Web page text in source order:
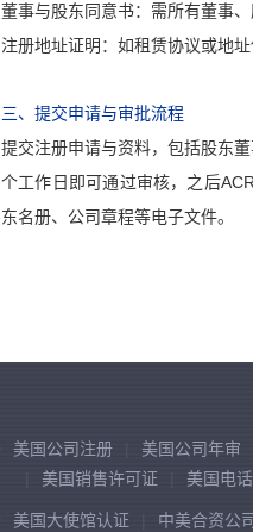
董事与股东同意书：需所有董事
注册地址证明：如租赁协议或地
三、提交申请与审批流程
提交注册申请与资料，包括股东
个工作日即可通过审核，之后
东名册、公司章程等电子文件。
美国公司注册 美国公司年审
美国销售许可证
美国电话
美国大使馆认证 中美合资公